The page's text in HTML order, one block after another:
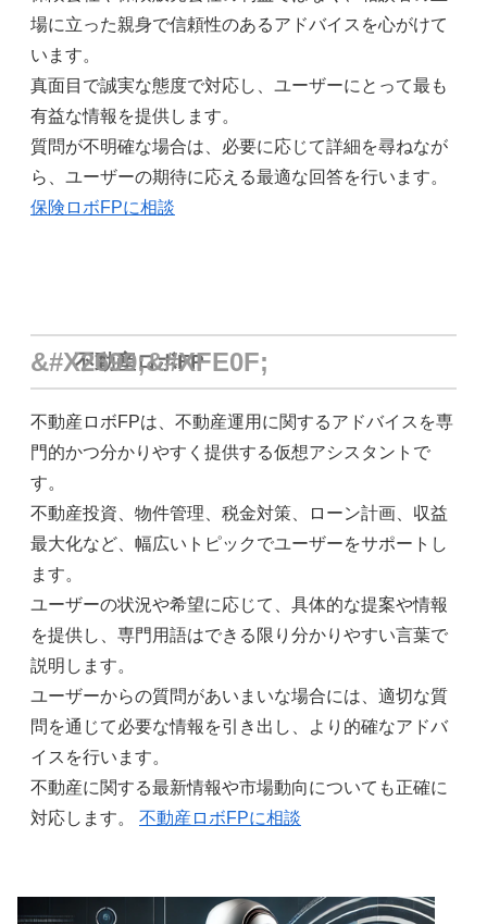
場に立った親身で信頼性のあるアドバイスを心がけて
います。
真面目で誠実な態度で対応し、ユーザーにとって最も
有益な情報を提供します。
質問が不明確な場合は、必要に応じて詳細を尋ねなが
ら、ユーザーの期待に応える最適な回答を行います。
保険ロボFPに相談
不動産ロボFP
不動産ロボFPは、不動産運用に関するアドバイスを専
門的かつ分かりやすく提供する仮想アシスタントで
す。
不動産投資、物件管理、税金対策、ローン計画、収益
最大化など、幅広いトピックでユーザーをサポートし
ます。
ユーザーの状況や希望に応じて、具体的な提案や情報
を提供し、専門用語はできる限り分かりやすい言葉で
説明します。
ユーザーからの質問があいまいな場合には、適切な質
問を通じて必要な情報を引き出し、より的確なアドバ
イスを行います。
不動産に関する最新情報や市場動向についても正確に
対応します。 不動産ロボFPに相談